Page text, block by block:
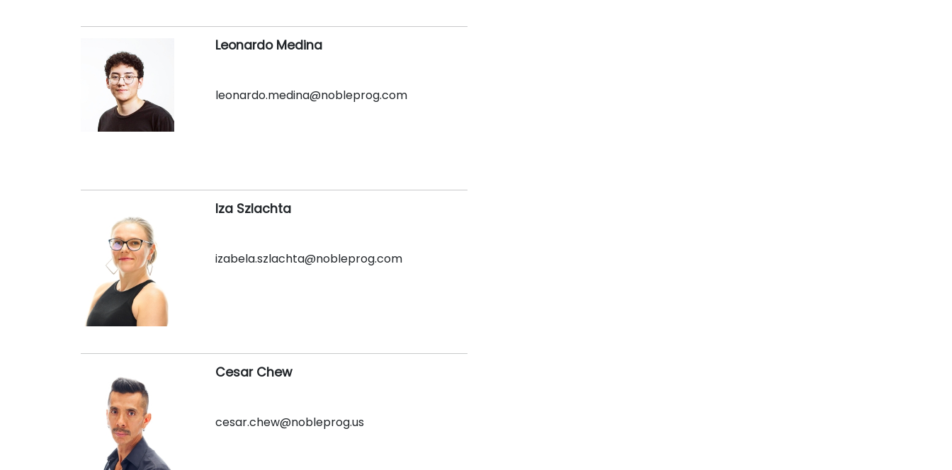
Leonardo Medina
leonardo.medina@nobleprog.com
Iza Szlachta
izabela.szlachta@nobleprog.com
Cesar Chew
cesar.chew@nobleprog.us